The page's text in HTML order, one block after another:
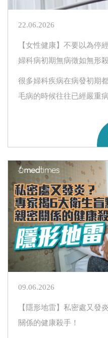
22.06.2026
【女性健康】不要以為停
婦科病初期無病徵如無形
很多婦科疾病在病發初期
毛病的時候往往已經嚴重病
09.06.2026
【隱形地雷】私密處又發
關係的健康殺手！